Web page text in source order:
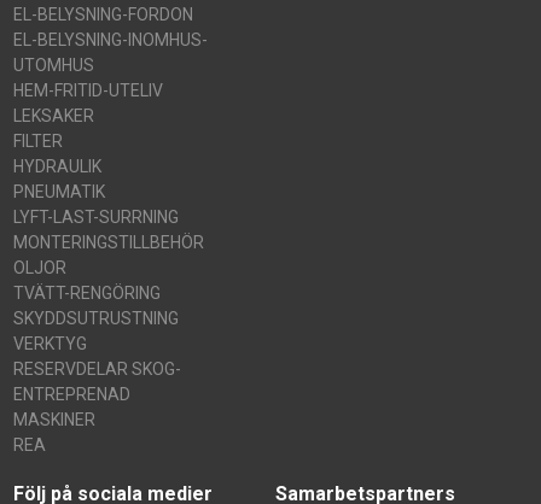
EL-BELYSNING-FORDON
EL-BELYSNING-INOMHUS-
UTOMHUS
HEM-FRITID-UTELIV
LEKSAKER
FILTER
HYDRAULIK
PNEUMATIK
LYFT-LAST-SURRNING
MONTERINGSTILLBEHÖR
OLJOR
TVÄTT-RENGÖRING
SKYDDSUTRUSTNING
VERKTYG
RESERVDELAR SKOG-
ENTREPRENAD
MASKINER
REA
Följ på sociala medier Samarbetspartners